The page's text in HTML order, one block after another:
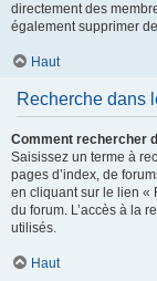
directement des
également supprimer
Haut
Recherche dans
Comment rechercher
Saisissez un terme à
pages d’index, de
en cliquant sur le lien «
du forum. L’accès à la
utilisés.
Haut